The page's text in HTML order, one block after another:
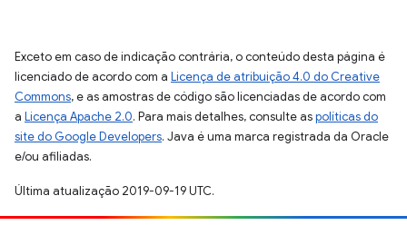
Exceto em caso de indicação contrária, o conteúdo desta página é
licenciado de acordo com a Licença de atribuição 4.0 do Creative
Commons, e as amostras de código são licenciadas de acordo com
a Licença Apache 2.0. Para mais detalhes, consulte aspolíticas do
site do Google Developers. Java é uma marca registrada da Oracle
e/ou afiliadas.
Última atualização 2019-09-19 UTC.